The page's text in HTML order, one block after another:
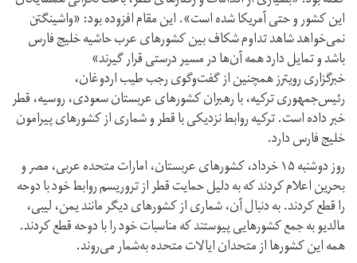
این کشور و حتی آمریکا شده است». این مقام افزوده بود: «واشینگتن
نمی‌خواهد شاهد تداوم شکاف بین کشورهای عرب حاشیه خلیج فارس
باشد و تمایل دارد همه آن‌ها در مسیر درستی قرار گیرند»
خبرگزاری رویترز همچنین از گفت‌وگوی رجب طیب اردوغان،
رئیس‌جمهوری ترکیه، با رهبران کشورهای عربستان سعودی، روسیه، قطر
خبر داده است. ترکیه روابط نزدیکی با قطر و شماری از کشورهای پیرامون
خلیج فارس دارد.
روز دوشنبه ۱۵ خرداد، کشورهای عربستان، امارات متحده عربی، مصر و
بحرین اعلام کردند که به دلیل حمایت قطر از تروریسم روابط خود با دوحه
را قطع کردند. به دنبال آن، شماری از کشورهای دیگر مانند یمن، لیبی،
مالدیو به جمع کشورهایی پیوستند که مناسبات خود را با دوحه قطع کردند.
همه این کشورها از متحدان ایالات متحده به‌شمار می‌روند.